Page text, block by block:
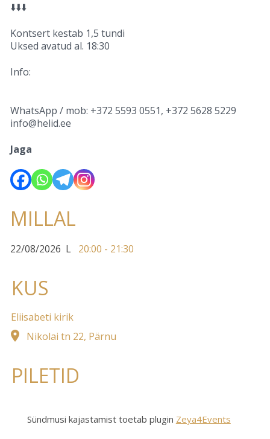
⬇️⬇️⬇️
Kontsert kestab 1,5 tundi
Uksed avatud al. 18:30
Info:
WhatsApp / mob: +372 5593 0551, +372 5628 5229
info@helid.ee
Jaga
MILLAL
22/08/2026 L 20:00 - 21:30
KUS
Eliisabeti kirik
Nikolai tn 22, Pärnu
PILETID
Sündmusi kajastamist toetab plugin Zeya4Events